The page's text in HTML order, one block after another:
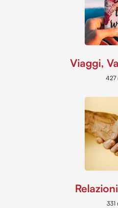
Viaggi,
427
331